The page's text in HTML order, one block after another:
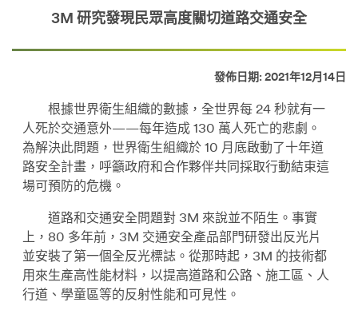
3M 研究發現民眾高度關切道路交通安全
發佈日期: 2021年12月14日
根據世界衛生組織的數據，全世界每 24 秒就有一
人死於交通意外——每年造成 130 萬人死亡的悲劇。
為解決此問題，世界衛生組織於 10 月底啟動了十年道
路安全計畫，呼籲政府和合作夥伴共同採取行動結束這
場可預防的危機。
道路和交通安全問題對 3M 來說並不陌生。事實
上，80 多年前，3M 交通安全產品部門研發出反光片
並安裝了第一個全反光標誌。從那時起，3M 的技術都
用來生產高性能材料，以提高道路和公路、施工區、人
行道、學童區等的反射性能和可見性。